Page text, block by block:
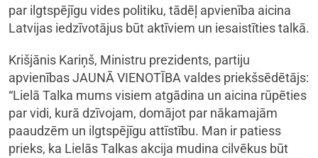
par ilgtspējīgu vides politiku, tādēļ apvienība aicina
Latvijas iedzīvotājus būt aktīviem un iesaistīties talkā.
Krišjānis Kariņš, Ministru prezidents, partiju
apvienības JAUNĀ VIENOTĪBA valdes priekšsēdētājs:
“Lielā Talka mums visiem atgādina un aicina rūpēties
par vidi, kurā dzīvojam, domājot par nākamajām
paaudzēm un ilgtspējīgu attīstību. Man ir patiess
prieks, ka Lielās Talkas akcija mudina cilvēkus būt